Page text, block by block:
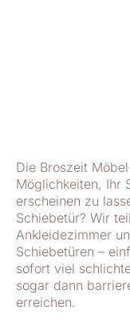
Die Broszeit
Möglichkeiten, Ihr
erscheinen zu
Schiebetür? Wir
Ankleidezimmer
Schiebetüren –
sofort viel
sogar dann
erreichen.